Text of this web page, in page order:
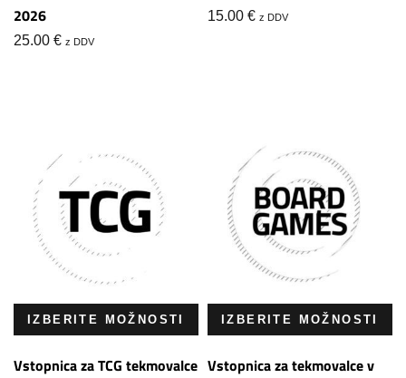
2026
25.00 € z DDV
15.00 € z DDV
IZBERITE MOŽNOSTI
Vstopnica za TCG tekmovalce
IZBERITE MOŽNOSTI
Vstopnica za tekmovalce v